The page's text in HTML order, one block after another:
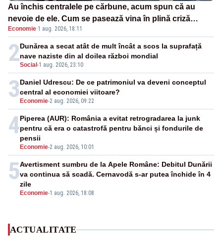
Au închis centralele pe cărbune, acum spun că au
nevoie de ele. Cum se pasează vina în plină criză
energetică
Economie·1 aug. 2026, 18:11
2Social -1 aug. 2026, 23:10
Dunărea a secat atât de mult încât a scos la suprafață
nave naziste din al doilea război mondial
3 Economie-2 aug. 2026, 09:22
Daniel Udrescu: De ce patrimoniul va deveni conceptul
central al economiei viitoare?
4
Economie-2 aug. 2026, 10:01
Piperea (AUR): România a evitat retrogradarea la junk
pentru că era o catastrofă pentru bănci și fondurile de
pensii
5
Economie-1 aug. 2026, 18:08
Avertisment sumbru de la Apele Române: Debitul Dunării
va continua să scadă. Cernavodă s-ar putea închide în 4
zile
ACTUALITATE